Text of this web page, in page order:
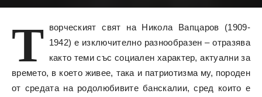
Т ворческият свят на Никола Вапцаров (1909-
1942) е изключително разнообразен – отразява
както теми със социален характер, актуални за
времето, в което живее, така и патриотизма му, породен
от средата на родолюбивите банскалии, сред които е